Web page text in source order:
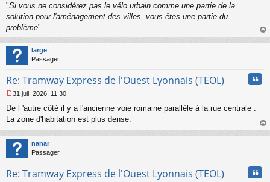
"Si vous ne considérez pas le vélo urbain comme une partie de la
solution pour l'aménagement des villes, vous êtes une partie du
problème"
au
large
Passager
Re: Tramway Express de l'Ouest Lyonnais (TEOL)
e
s
a
g
e
o
31 juil. 2026, 11:30
De l 'autre côté il y a l'ancienne voie romaine parallèle à la rue centrale .
La zone d'habitation est plus dense.
au
nanar
Passager
Re: Tramway Express de l'Ouest Lyonnais (TEOL)